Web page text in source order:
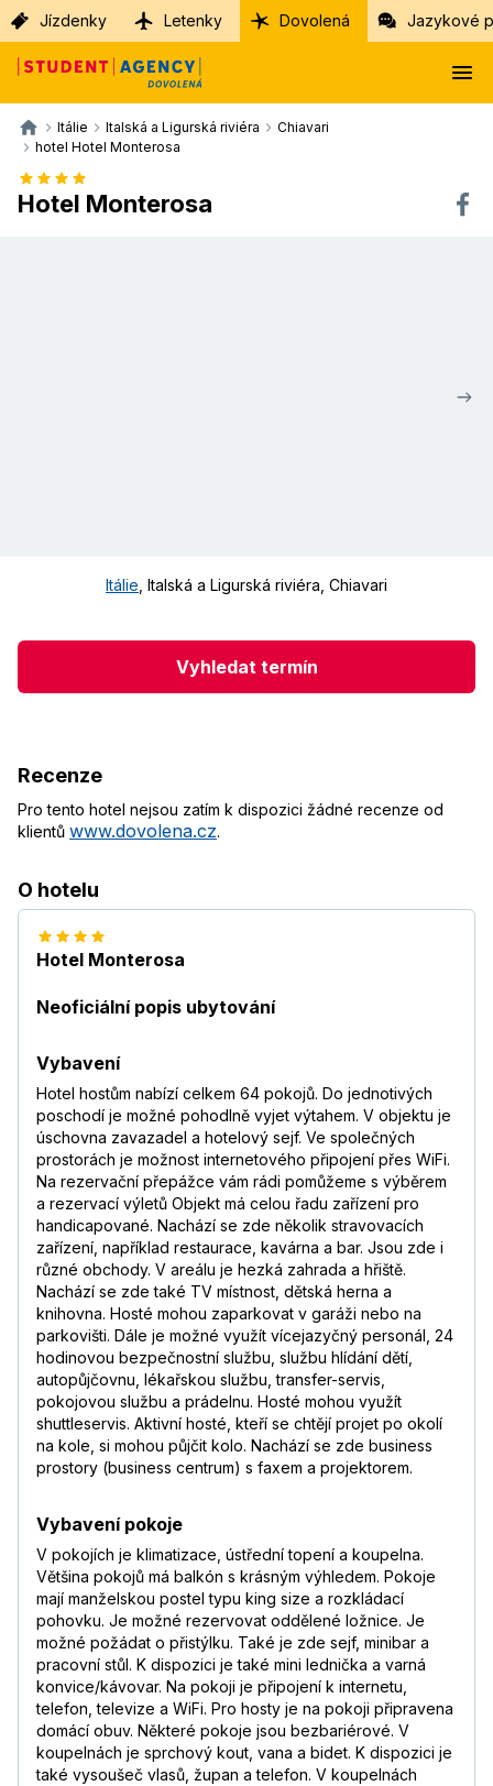
Jízdenky Letenky Dovolená Jazykové
Itálie Italská a Ligurská riviéra
Chiavari
hotel Hotel Monterosa
Hotel Monterosa
Itálie Italská a Ligurská riviéra Chiavari
Vyhledat termín
Recenze
Pro tento hotel nejsou zatím k dispozici žádné recenze od
klientů www.dovolena.cz.
O hotelu
Hotel Monterosa
Neoficiální popis ubytování
Vybavení
Hotel hostům nabízí celkem 64 pokojů. Do jednotivých
poschodí je možné pohodlně vyjet výtahem. V objektu je
úschovna zavazadel a hotelový sejf. Ve společných
prostorách je možnost internetového připojení přes WiFi.
Na rezervační přepážce vám rádi pomůžeme s výběrem
a rezervací výletů Objekt má celou řadu zařízení pro
handicapované. Nachází se zde několik stravovacích
zařízení, například restaurace, kavárna a bar. Jsou zde i
různé obchody. V areálu je hezká zahrada a hřiště.
Nachází se zde také TV místnost, dětská herna a
knihovna. Hosté mohou zaparkovat v garáži nebo na
parkovišti. Dále je možné využít vícejazyčný personál, 24
hodinovou bezpečnostní službu, službu hlídání dětí,
autopůjčovnu, lékařskou službu, transfer-servis,
pokojovou službu a prádelnu. Hosté mohou využít
shuttleservis. Aktivní hosté, kteří se chtějí projet po okolí
na kole, si mohou půjčit kolo. Nachází se zde business
prostory (business centrum) s faxem a projektorem.
Vybavení pokoje
V pokojích je klimatizace, ústřední topení a koupelna.
Většina pokojů má balkón s krásným výhledem. Pokoje
mají manželskou postel typu king size a rozkládací
pohovku. Je možné rezervovat oddělené ložnice. Je
možné požádat o přistýlku. Také je zde sejf, minibar a
pracovní stůl. K dispozici je také mini lednička a varná
konvice/kávovar. Na pokoji je připojení k internetu,
telefon, televize a WiFi. Pro hosty je na pokoji připravena
domácí obuv. Některé pokoje jsou bezbariérové. V
koupelnách je sprchový kout, vana a bidet. K dispozici je
také vysoušeč vlasů, župan a telefon. V koupelnách